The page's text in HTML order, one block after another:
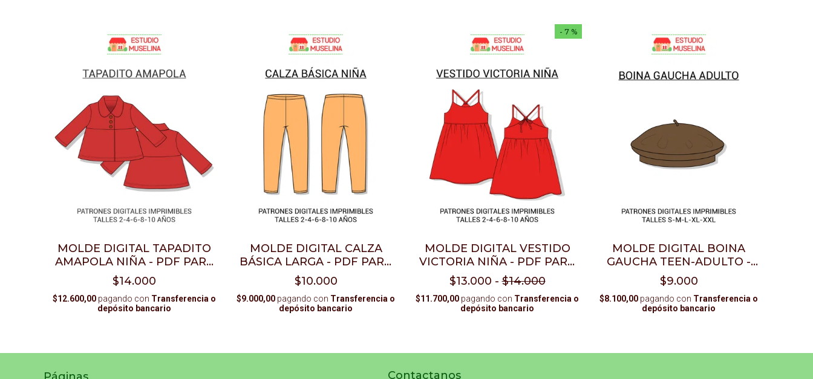
MOLDE DIGITAL TAPADITO
AMAPOLA NIÑA - PDF PARA
IMPRIMIR
$14.000
$12.600,00 pagando con Transferencia o
depósito bancario
MOLDE DIGITAL CALZA
BÁSICA LARGA - PDF PARA
IMPRIMIR
$10.000
$9.000,00 pagando con Transferencia o
depósito bancario
- 7 %
MOLDE DIGITAL VESTIDO
VICTORIA NIÑA - PDF PARA
IMPRIMIR + VIDEO
TUTORIAL
$13.000 - $14.000
$11.700,00 pagando con Transferencia o
depósito bancario
MOLDE DIGITAL BOINA
GAUCHA TEEN-ADULTO -
PDF PARA IMPRIMIR
$9.000
$8.100,00 pagando con Transferencia o
depósito bancario
Contactanos